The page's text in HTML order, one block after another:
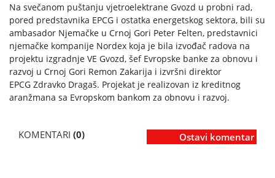
Na svečanom puštanju vjetroelektrane Gvozd u probni rad,
pored predstavnika EPCG i ostatka energetskog sektora, bili su
ambasador Njemačke u Crnoj Gori Peter Felten, predstavnici
njemačke kompanije Nordex koja je bila izvođač radova na
projektu izgradnje VE Gvozd, šef Evropske banke za obnovu i
razvoj u Crnoj Gori Remon Zakarija i izvršni direktor
EPCG Zdravko Dragaš. Projekat je realizovan iz kreditnog
aranžmana sa Evropskom bankom za obnovu i razvoj.
KOMENTARI (0) Ostavi komentar